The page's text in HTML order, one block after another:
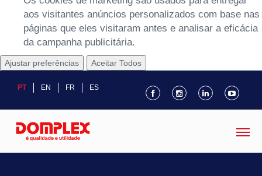
aos visitantes anúncios personalizados com base nas
páginas que eles visitaram antes e analisar a eficácia
da campanha publicitária.
Ajustar preferências Aceitar Todos
PT EN FR ES